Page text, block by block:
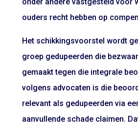
ouders recht hebben op
Het schikkingsvoorstel wordt
groep gedupeerden die
gemaakt tegen die integrale
volgens advocaten is die
relevant als gedupeerden via
aanvullende schade claimen.